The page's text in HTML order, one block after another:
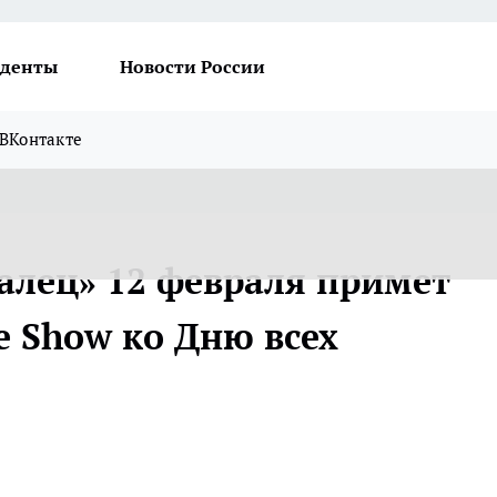
Новости России
12 февраля примет
Show ко Дню всех